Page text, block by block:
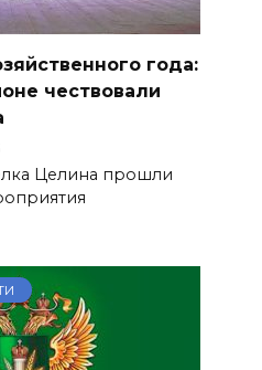
года:
чествовали
Целина прошли